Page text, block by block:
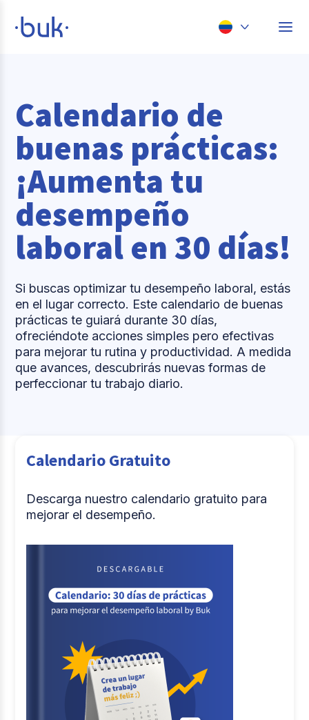
Perú
México
Brasil
Calendario de
buenas prácticas:
¡Aumenta tu
desempeño
laboral en 30 días!
Si buscas optimizar tu desempeño laboral, estás
en el lugar correcto. Este calendario de buenas
prácticas te guiará durante 30 días,
ofreciéndote acciones simples pero efectivas
para mejorar tu rutina y productividad. A medida
que avances, descubrirás nuevas formas de
perfeccionar tu trabajo diario.
Calendario Gratuito
Descarga nuestro calendario gratuito para
mejorar el desempeño.